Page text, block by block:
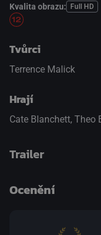
Kvalita obrazu:
Full HD
Tvůrci
Terrence Malick
Hrají
Cate Blanchett, Theo
Trailer
přepnout na HTML5
Ocenění